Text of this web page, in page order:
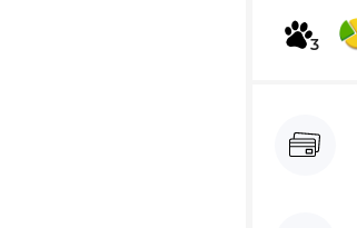
3